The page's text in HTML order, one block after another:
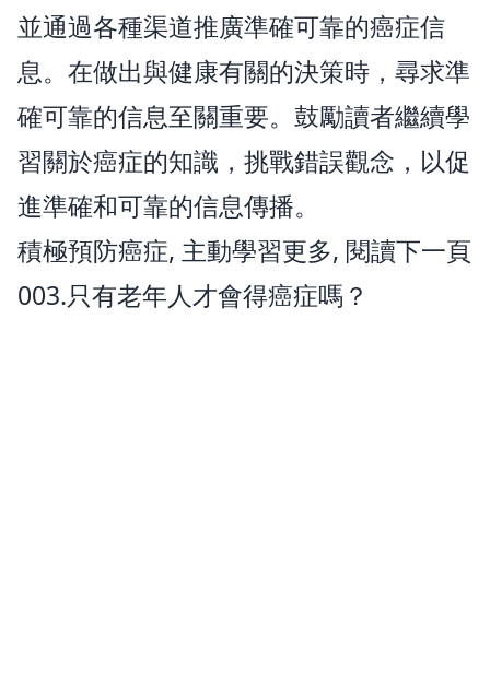
並通過各種渠道推廣準確可靠的癌症信
息。在做出與健康有關的決策時，尋求準
確可靠的信息至關重要。鼓勵讀者繼續學
習關於癌症的知識，挑戰錯誤觀念，以促
進準確和可靠的信息傳播。
積極預防癌症, 主動學習更多, 閱讀下一頁
003.只有老年人才會得癌症嗎？